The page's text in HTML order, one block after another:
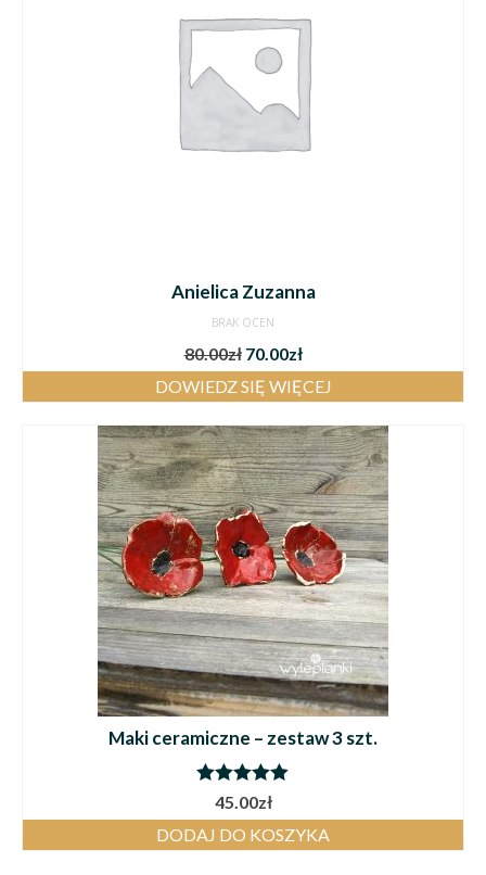
Anielica Zuzanna
BRAK OCEN
80.00zł 70.00zł
DOWIEDZ SIĘ WIĘCEJ
Maki ceramiczne – zestaw 3 szt.
Oceniono
5.00na 5
45.00zł
DODAJ DO KOSZYKA